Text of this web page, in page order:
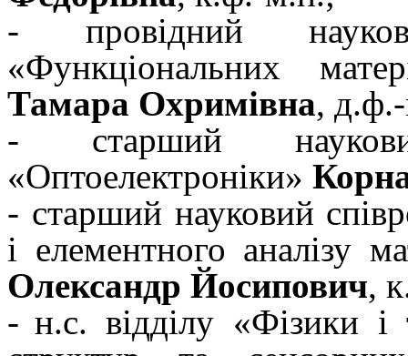
- провідний
«Функціональних
Тамара Охримівна,
- старший
«Оптоелектроніки»
- старший науковий
і елементного аналізу
Олександр Йосипович,
- н.с. відділу «Фізики і